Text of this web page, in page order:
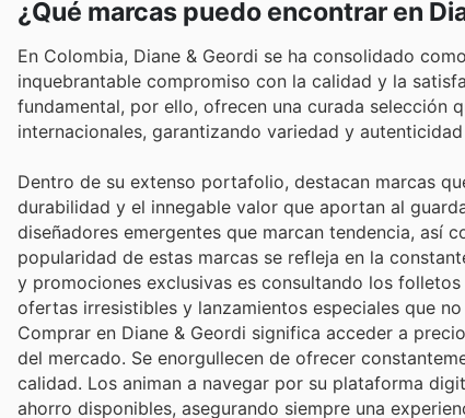
¿Qué marcas puedo encontrar en
En Colombia, Diane & Geordi se ha consolidado
inquebrantable compromiso con la calidad y la
fundamental, por ello, ofrecen una curada selección
internacionales, garantizando variedad y
Dentro de su extenso portafolio, destacan marcas
durabilidad y el innegable valor que aportan al
diseñadores emergentes que marcan tendencia, así
popularidad de estas marcas se refleja en la
y promociones exclusivas es consultando los
ofertas irresistibles y lanzamientos especiales que
Comprar en Diane & Geordi significa acceder a
del mercado. Se enorgullecen de ofrecer
calidad. Los animan a navegar por su plataforma
ahorro disponibles, asegurando siempre una